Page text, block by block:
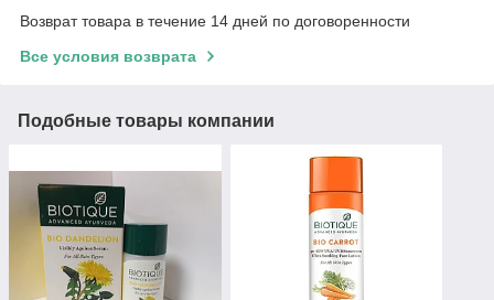
Возврат товара в течение 14 дней по договоренности
Все условия возврата
Подобные товары компании